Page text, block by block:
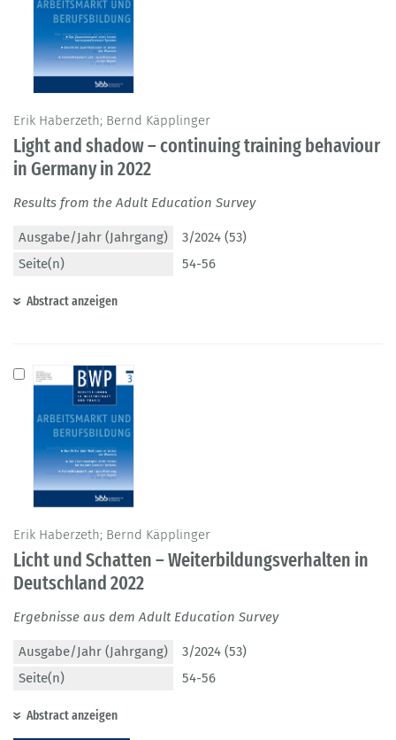
Erik Haberzeth; Bernd Käpplinger
Light and shadow – continuing training behaviour
in Germany in 2022
Results from the Adult Education Survey
Ausgabe/Jahr (Jahrgang)
3/2024 (53)
Seite(n)
54-56
Abstract anzeigen
Erik Haberzeth; Bernd Käpplinger
Licht und Schatten – Weiterbildungsverhalten in
Deutschland 2022
Ergebnisse aus dem Adult Education Survey
Ausgabe/Jahr (Jahrgang)
3/2024 (53)
Seite(n)
54-56
Abstract anzeigen